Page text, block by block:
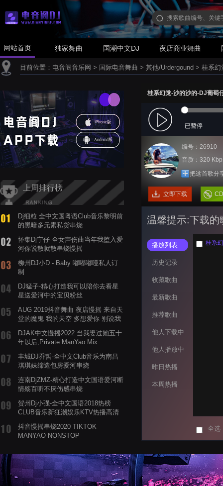
网站首页 独家舞曲 国潮中文DJ 夜店商业舞曲
目前位置： 电音阁音乐网 > 国际电音舞曲 > 其他/Urdergound > 桂系幻
上周排行榜
Dj细粒 全中文国粤语Club音乐黎明前
的黑暗多元素私货串烧
怀集Dj宁仔-全女声伤曲当年我堕入爱
河你说散就散串烧慢摇
柳州DJ小D - Baby 嘟嘟嘟哑私人订
制
DJ猛子-精心打造我可以陪你去看星
星送爱河中的宝贝粉丝
AUG 2019抖音舞曲 夜店慢摇 来自天
堂的魔鬼 我的天空 多想爱你 别说我
DJAK中文慢摇2022 当我娶过她五十
年以后,Private ManYao Mix
丰城DJ乔哲-全中文Club音乐为南昌
琪琪妹缔造包房爱河串烧
连南DjZMZ-精心打造中文国语爱河断
情殇百听不厌伤感串烧
贺州Dj小强-全中文国语2018热榜
CLUB音乐新狂潮娱乐KTV热播高清
抖音慢摇串烧2020 TIKTOK
MANYAO NONSTOP
蝉爸爸妈妈爱存在夏天的风是想你的
声音啊
桂系幻觉-沙的沙的-DJ葡萄
已暂停
编号：26910
音质：320
把这首歌分
立即下载
温馨提示:下载的
播放列表
历史记录
收藏歌曲
最新歌曲
推荐歌曲
他人下载中
他人播放中
昨日热播
本周热播
桂系
全选